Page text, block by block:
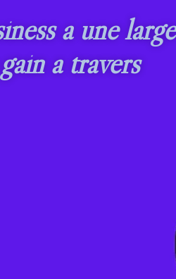
a une large
a travers